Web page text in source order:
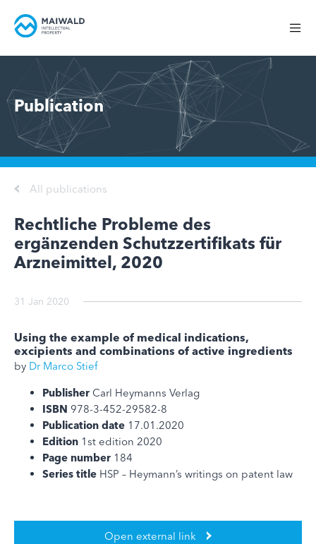
Publication
All publications
Rechtliche Probleme des
ergänzenden Schutzzertifikats für
Arzneimittel, 2020
31 Jan 2020
Using the example of medical indications,
excipients and combinations of active ingredients
by Dr Marco Stief
Publisher Carl Heymanns Verlag
ISBN 978-3-452-29582-8
Publication date 17.01.2020
Edition 1st edition 2020
Page number 184
Series title HSP – Heymann’s writings on patent law
Open external link